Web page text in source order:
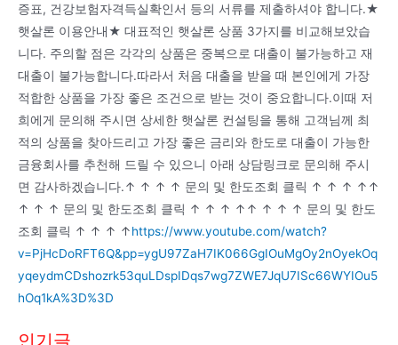
증표, 건강보험자격득실확인서 등의 서류를 제출하셔야 합니다.★
햇살론 이용안내★ 대표적인 햇살론 상품 3가지를 비교해보았습
니다. 주의할 점은 각각의 상품은 중복으로 대출이 불가능하고 재
대출이 불가능합니다.따라서 처음 대출을 받을 때 본인에게 가장
적합한 상품을 가장 좋은 조건으로 받는 것이 중요합니다.이때 저
희에게 문의해 주시면 상세한 햇살론 컨설팅을 통해 고객님께 최
적의 상품을 찾아드리고 가장 좋은 금리와 한도로 대출이 가능한
금융회사를 추천해 드릴 수 있으니 아래 상담링크로 문의해 주시
면 감사하겠습니다.↑ ↑ ↑ ↑ 문의 및 한도조회 클릭 ↑ ↑ ↑ ↑↑
↑ ↑ ↑ 문의 및 한도조회 클릭 ↑ ↑ ↑ ↑↑ ↑ ↑ ↑ 문의 및 한도
조회 클릭 ↑ ↑ ↑ ↑https://www.youtube.com/watch?
v=PjHcDoRFT6Q&pp=ygU97ZaH7IK066GgIOuMgOy2nOyekOq
yqeydmCDshozrk53quLDspIDqs7wg7ZWE7JqU7ISc66WYIOu5
hOq1kA%3D%3D
인기글